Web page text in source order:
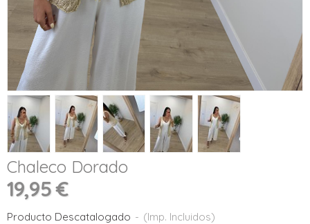
Chaleco Dorado
19,95 €
Producto Descatalogado - (Imp. Incluidos)